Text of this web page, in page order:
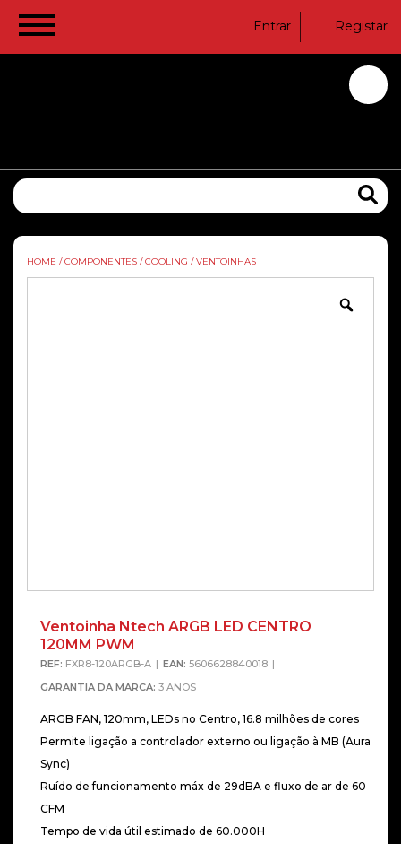
Entrar Registar
HOME / COMPONENTES / COOLING / VENTOINHAS
Ventoinha Ntech ARGB LED CENTRO
120MM PWM
REF: FXR8-120ARGB-A EAN: 5606628840018
GARANTIA DA MARCA: 3 ANOS
ARGB FAN, 120mm, LEDs no Centro, 16.8 milhões de cores
Permite ligação a controlador externo ou ligação à MB (Aura
Sync)
Ruído de funcionamento máx de 29dBA e fluxo de ar de 60
CFM
Tempo de vida útil estimado de 60.000H